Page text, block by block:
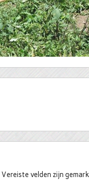
Vereiste velden zijn